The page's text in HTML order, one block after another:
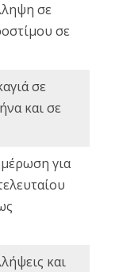
σε
σε
σε
και σε
για
και